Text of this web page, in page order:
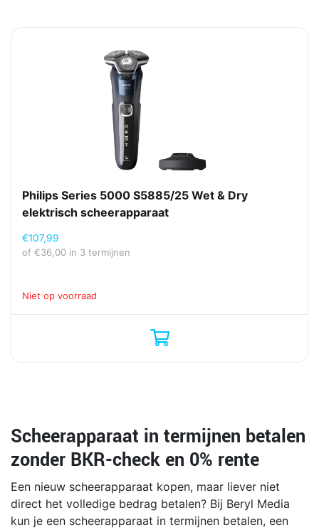
Philips Series 5000 S5885/25 Wet & Dry
elektrisch scheerapparaat
€107,99
of €36,00 in 3 termijnen
Niet op voorraad
Scheerapparaat in termijnen betalen
zonder BKR-check en 0% rente
Een nieuw scheerapparaat kopen, maar liever niet
direct het volledige bedrag betalen? Bij Beryl Media
kun je een scheerapparaat in termijnen betalen, een